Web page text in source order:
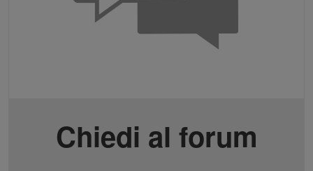
Chiedi al forum